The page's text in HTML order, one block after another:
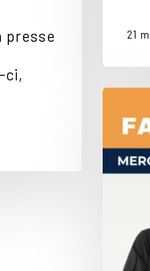
presse
ci,
21
Mike
Riké
à